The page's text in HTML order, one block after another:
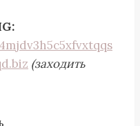
(заходить